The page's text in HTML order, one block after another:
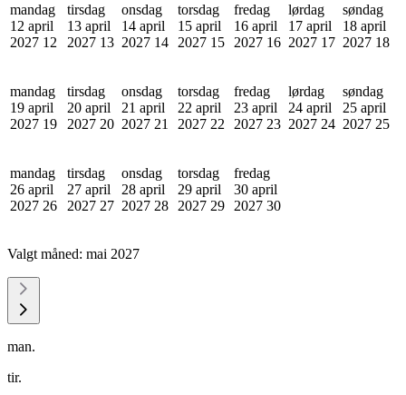
mandag
12 april
2027 12
tirsdag
13 april
2027 13
onsdag
14 april
2027 14
torsdag
15 april
2027 15
fredag
16 april
2027 16
lørdag
17 april
2027 17
søndag
18 april
2027 18
mandag
19 april
2027 19
tirsdag
20 april
2027 20
onsdag
21 april
2027 21
torsdag
22 april
2027 22
fredag
23 april
2027 23
lørdag
24 april
2027 24
søndag
25 april
2027 25
mandag
26 april
2027 26
tirsdag
27 april
2027 27
onsdag
28 april
2027 28
torsdag
29 april
2027 29
fredag
30 april
2027 30
Valgt måned: mai 2027
man.
tir.